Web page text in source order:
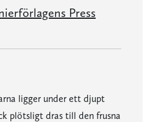
Press
ligger under ett djupt
plötsligt dras till den frusna